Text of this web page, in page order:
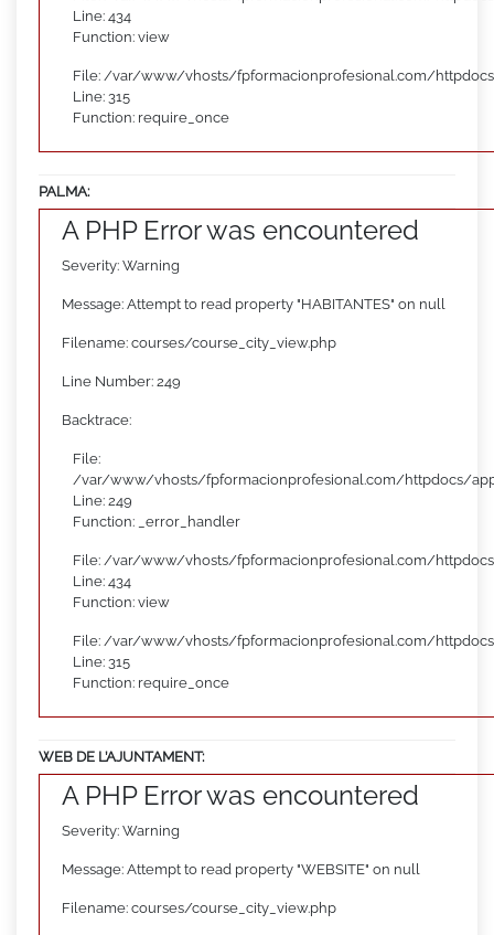
Line: 434
Function: view
File: /var/www/vhosts/fpformacionprofesional.com/
Line: 315
Function: require_once
PALMA:
A PHP Error was encountered
Severity: Warning
Message: Attempt to read property "HABITANTES" on null
Filename: courses/course_city_view.php
Line Number: 249
Backtrace:
File:
/var/www/vhosts/fpformacionprofesional.com/httpdocs/
Line: 249
Function: _error_handler
File: /var/www/vhosts/fpformacionprofesional.com/
Line: 434
Function: view
File: /var/www/vhosts/fpformacionprofesional.com/
Line: 315
Function: require_once
WEB DE L’AJUNTAMENT:
A PHP Error was encountered
Severity: Warning
Message: Attempt to read property "WEBSITE" on null
Filename: courses/course_city_view.php